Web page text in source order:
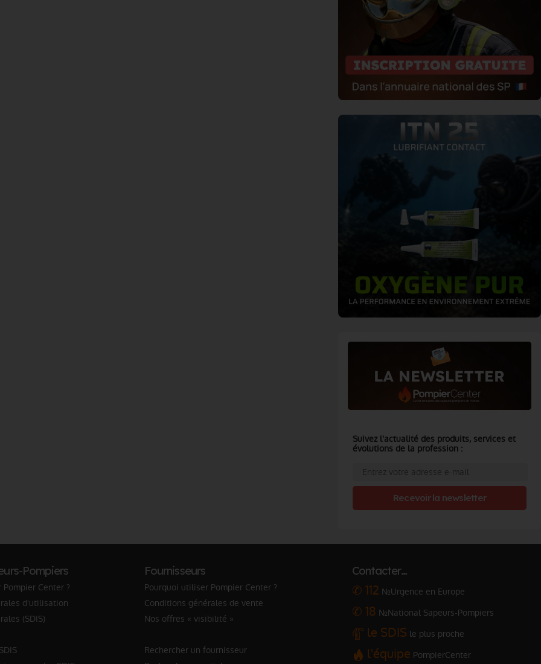
Suivez l'actualité des produits, services et
évolutions de la profession :
Recevoir la newsletter
Pompiers
Center ?
d'utilisation
(SDIS)
Fournisseurs
Pourquoi utiliser Pompier Center ?
Conditions générales de vente
Nos offres « visibilité »
Rechercher un fournisseur
Contacter…
✆ 112 №Urgence en Europe
✆ 18 №National Sapeurs-Pompiers
le SDIS le plus proche
l'équipe PompierCenter